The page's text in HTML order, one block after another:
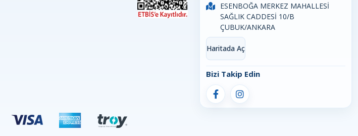
ESENBOĞA MERKEZ MAHALLESİ
SAĞLIK CADDESİ 10/B
ÇUBUK/ANKARA
Haritada Aç
Bizi Takip Edin